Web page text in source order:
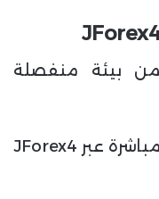
بيئة منفصلة
ومع ذلك، يمكن الوصول إليها مباشرة عبر JForex4